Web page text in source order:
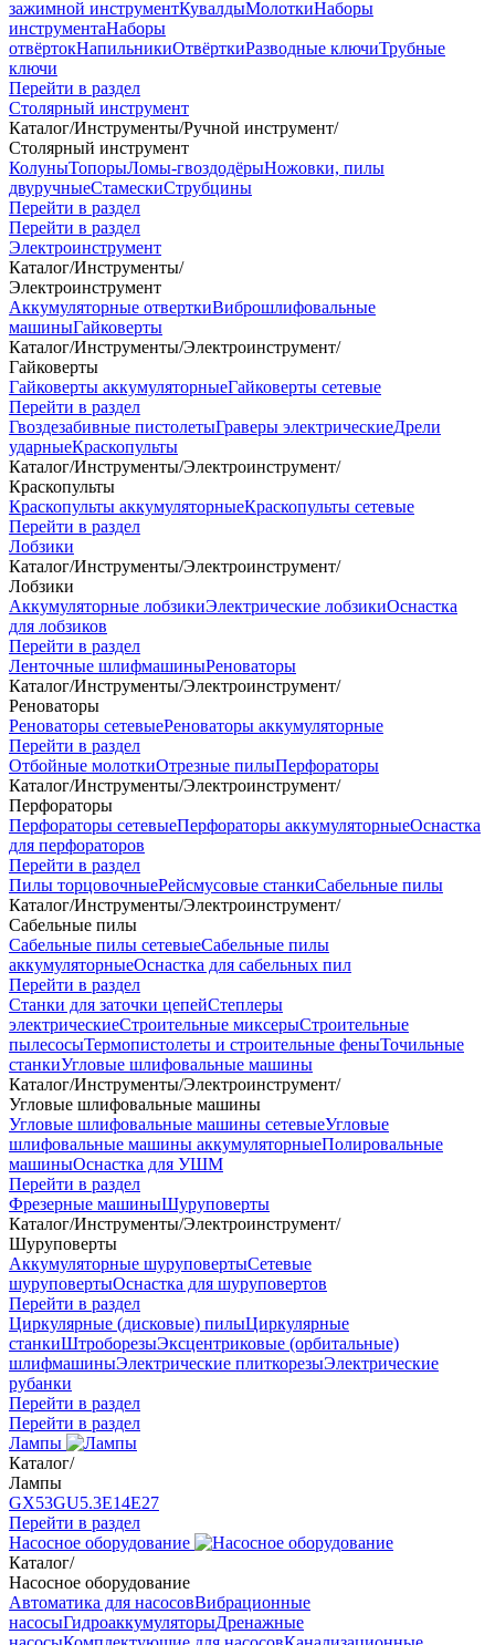
зажимной инструментКувалдыМолоткиНаборы
инструментаНаборы
отвёртокНапильникиОтвёрткиРазводные ключиТрубные
ключи
Перейти в раздел
Столярный инструмент
Каталог/Инструменты/Ручной инструмент/
Столярный инструмент
КолуныТопорыЛомы-гвоздодёрыНожовки, пилы
двуручныеСтамескиСтрубцины
Перейти в раздел
Перейти в раздел
Электроинструмент
Каталог/Инструменты/
Электроинструмент
Аккумуляторные отверткиВиброшлифовальные
машиныГайковерты
Каталог/Инструменты/Электроинструмент/
Гайковерты
Гайковерты аккумуляторныеГайковерты сетевые
Перейти в раздел
Гвоздезабивные пистолетыГраверы электрическиеДрели
ударныеКраскопульты
Каталог/Инструменты/Электроинструмент/
Краскопульты
Краскопульты аккумуляторныеКраскопульты сетевые
Перейти в раздел
Лобзики
Каталог/Инструменты/Электроинструмент/
Лобзики
Аккумуляторные лобзикиЭлектрические лобзикиОснастка
для лобзиков
Перейти в раздел
Ленточные шлифмашиныРеноваторы
Каталог/Инструменты/Электроинструмент/
Реноваторы
Реноваторы сетевыеРеноваторы аккумуляторные
Перейти в раздел
Отбойные молоткиОтрезные пилыПерфораторы
Каталог/Инструменты/Электроинструмент/
Перфораторы
Перфораторы сетевыеПерфораторы аккумуляторныеОснастка
для перфораторов
Перейти в раздел
Пилы торцовочныеРейсмусовые станкиСабельные пилы
Каталог/Инструменты/Электроинструмент/
Сабельные пилы
Сабельные пилы сетевыеСабельные пилы
аккумуляторныеОснастка для сабельных пил
Перейти в раздел
Станки для заточки цепейСтеплеры
электрическиеСтроительные миксерыСтроительные
пылесосыТермопистолеты и строительные феныТочильные
станкиУгловые шлифовальные машины
Каталог/Инструменты/Электроинструмент/
Угловые шлифовальные машины
Угловые шлифовальные машины сетевыеУгловые
шлифовальные машины аккумуляторныеПолировальные
машиныОснастка для УШМ
Перейти в раздел
Фрезерные машиныШуруповерты
Каталог/Инструменты/Электроинструмент/
Шуруповерты
Аккумуляторные шуруповертыСетевые
шуруповертыОснастка для шуруповертов
Перейти в раздел
Циркулярные (дисковые) пилыЦиркулярные
станкиШтроборезыЭксцентриковые (орбитальные)
шлифмашиныЭлектрические плиткорезыЭлектрические
рубанки
Перейти в раздел
Перейти в раздел
Лампы
Каталог/
Лампы
GX53GU5.3Е14Е27
Перейти в раздел
Насосное оборудование
Каталог/
Насосное оборудование
Автоматика для насосовВибрационные
насосыГидроаккумуляторыДренажные